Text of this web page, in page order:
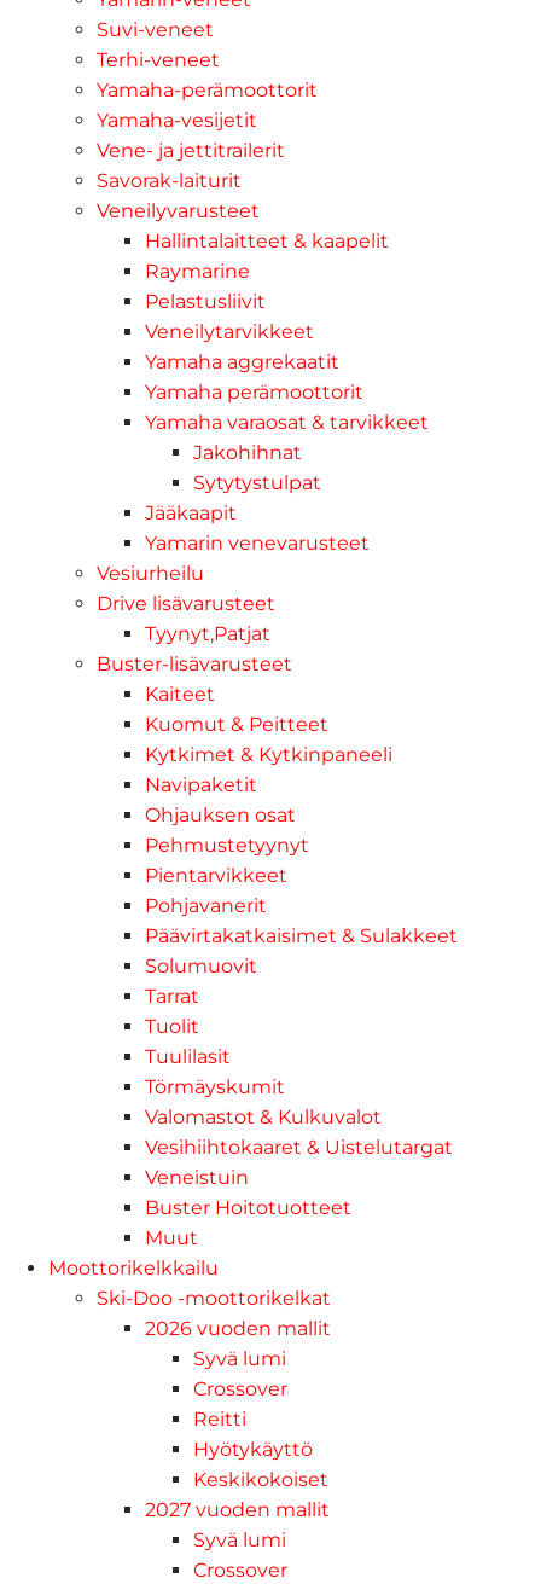
Suvi-veneet
Terhi-veneet
Yamaha-perämoottorit
Yamaha-vesijetit
Vene- ja jettitrailerit
Savorak-laiturit
Veneilyvarusteet
Hallintalaitteet & kaapelit
Raymarine
Pelastusliivit
Veneilytarvikkeet
Yamaha aggrekaatit
Yamaha perämoottorit
Yamaha varaosat & tarvikkeet
Jakohihnat
Sytytystulpat
Jääkaapit
Yamarin venevarusteet
Vesiurheilu
Drive lisävarusteet
Tyynyt,Patjat
Buster-lisävarusteet
Kaiteet
Kuomut & Peitteet
Kytkimet & Kytkinpaneeli
Navipaketit
Ohjauksen osat
Pehmustetyynyt
Pientarvikkeet
Pohjavanerit
Päävirtakatkaisimet & Sulakkeet
Solumuovit
Tarrat
Tuolit
Tuulilasit
Törmäyskumit
Valomastot & Kulkuvalot
Vesihiihtokaaret & Uistelutargat
Veneistuin
Buster Hoitotuotteet
Muut
Moottorikelkkailu
Ski-Doo -moottorikelkat
2026 vuoden mallit
Syvä lumi
Crossover
Reitti
Hyötykäyttö
Keskikokoiset
2027 vuoden mallit
Syvä lumi
Crossover